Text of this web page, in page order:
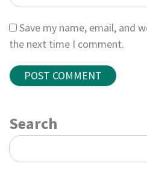
Save my name, email, and
the next time I comment.
Search